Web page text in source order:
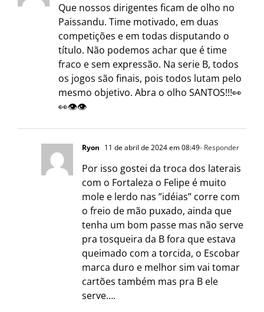
Que nossos dirigentes ficam de olho no
Paissandu. Time motivado, em duas
competições e em todas disputando o
título. Não podemos achar que é time
fraco e sem expressão. Na serie B, todos
os jogos são finais, pois todos lutam pelo
mesmo objetivo. Abra o olho SANTOS!!!👀
👀👁👁
Ryon 11 de abril de 2024 em 08:49- Responder
Por isso gostei da troca dos laterais
com o Fortaleza o Felipe é muito
mole e lerdo nas ”idéias” corre com
o freio de mão puxado, ainda que
tenha um bom passe mas não serve
pra tosqueira da B fora que estava
queimado com a torcida, o Escobar
marca duro e melhor sim vai tomar
cartões também mas pra B ele
serve….